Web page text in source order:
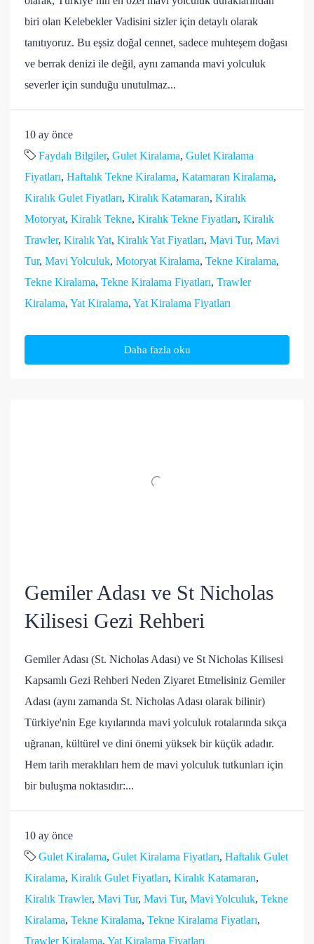
biri olan Kelebekler Vadisini sizler için detaylı olarak
tanıtıyoruz. Bu eşsiz doğal cennet, sadece muhteşem doğası
ve berrak denizi ile değil, aynı zamanda mavi yolculuk
severler için sunduğu unutulmaz...
10 ay önce
Faydalı Bilgiler, Gulet Kiralama, Gulet Kiralama
Fiyatları, Haftalık Tekne Kiralama, Katamaran Kiralama,
Kiralık Gulet Fiyatları, Kiralık Katamaran, Kiralık
Motoryat, Kiralık Tekne, Kiralık Tekne Fiyatları, Kiralık
Trawler, Kiralık Yat, Kiralık Yat Fiyatları, Mavi Tur, Mavi
Tur, Mavi Yolculuk, Motoryat Kiralama, Tekne Kiralama,
Tekne Kiralama, Tekne Kiralama Fiyatları, Trawler
Kiralama, Yat Kiralama, Yat Kiralama Fiyatları
Daha fazla oku
Gemiler Adası ve St Nicholas
Kilisesi Gezi Rehberi
Gemiler Adası (St. Nicholas Adası) ve St Nicholas Kilisesi
Kapsamlı Gezi Rehberi Neden Ziyaret Etmelisiniz Gemiler
Adası (aynı zamanda St. Nicholas Adası olarak bilinir)
Türkiye'nin Ege kıyılarında mavi yolculuk rotalarında sıkça
uğranan, kültürel ve dini önemi yüksek bir küçük adadır.
Hem tarih meraklıları hem de mavi yolculuk tutkunları için
bir buluşma noktasıdır:...
10 ay önce
Gulet Kiralama, Gulet Kiralama Fiyatları, Haftalık Gulet
Kiralama, Kiralık Gulet Fiyatları, Kiralık Katamaran,
Kiralık Trawler, Mavi Tur, Mavi Tur, Mavi Yolculuk, Tekne
Kiralama, Tekne Kiralama, Tekne Kiralama Fiyatları,
Trawler Kiralama, Yat Kiralama Fiyatları